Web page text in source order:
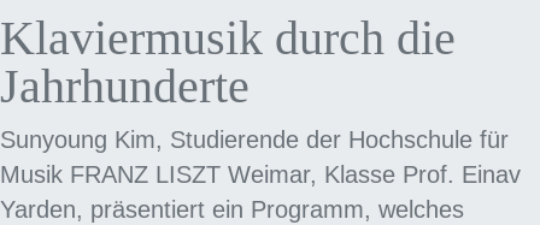
Klaviermusik durch die
Jahrhunderte
Sunyoung Kim, Studierende der Hochschule für
Musik FRANZ LISZT Weimar, Klasse Prof. Einav
Yarden, präsentiert ein Programm, welches